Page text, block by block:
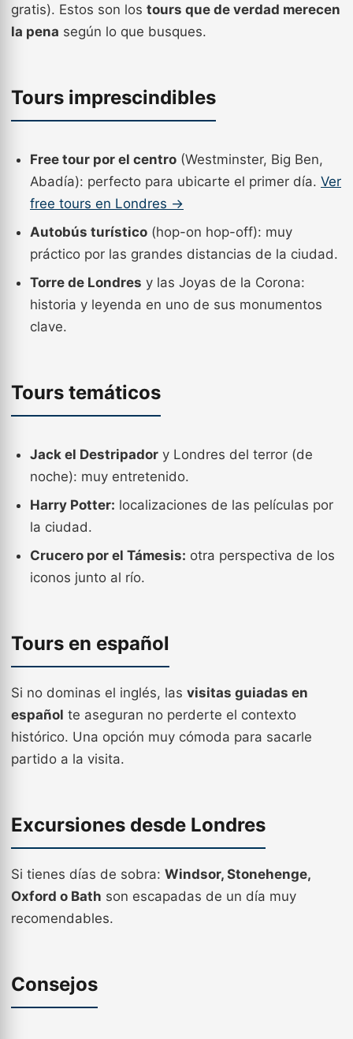
gratis). Estos son los tours que de verdad merecen
la pena según lo que busques.
Tours imprescindibles
Free tour por el centro (Westminster, Big Ben,
Abadía): perfecto para ubicarte el primer día. Ver
free tours en Londres →
Autobús turístico (hop-on hop-off): muy
práctico por las grandes distancias de la ciudad.
Torre de Londres y las Joyas de la Corona:
historia y leyenda en uno de sus monumentos
clave.
Tours temáticos
Jack el Destripador y Londres del terror (de
noche): muy entretenido.
Harry Potter: localizaciones de las películas por
la ciudad.
Crucero por el Támesis: otra perspectiva de los
iconos junto al río.
Tours en español
Si no dominas el inglés, las visitas guiadas en
español te aseguran no perderte el contexto
histórico. Una opción muy cómoda para sacarle
partido a la visita.
Excursiones desde Londres
Si tienes días de sobra: Windsor, Stonehenge,
Oxford o Bath son escapadas de un día muy
recomendables.
Consejos